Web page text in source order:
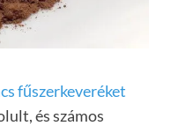
fűszerkeveréket
és számos